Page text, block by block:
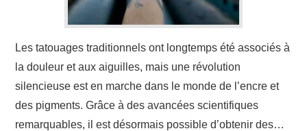
Les tatouages traditionnels ont longtemps été associés à
la douleur et aux aiguilles, mais une révolution
silencieuse est en marche dans le monde de l’encre et
des pigments. Grâce à des avancées scientifiques
remarquables, il est désormais possible d’obtenir des…